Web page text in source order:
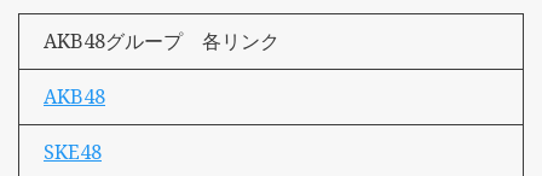
AKB48グループ 各リンク
AKB48
SKE48